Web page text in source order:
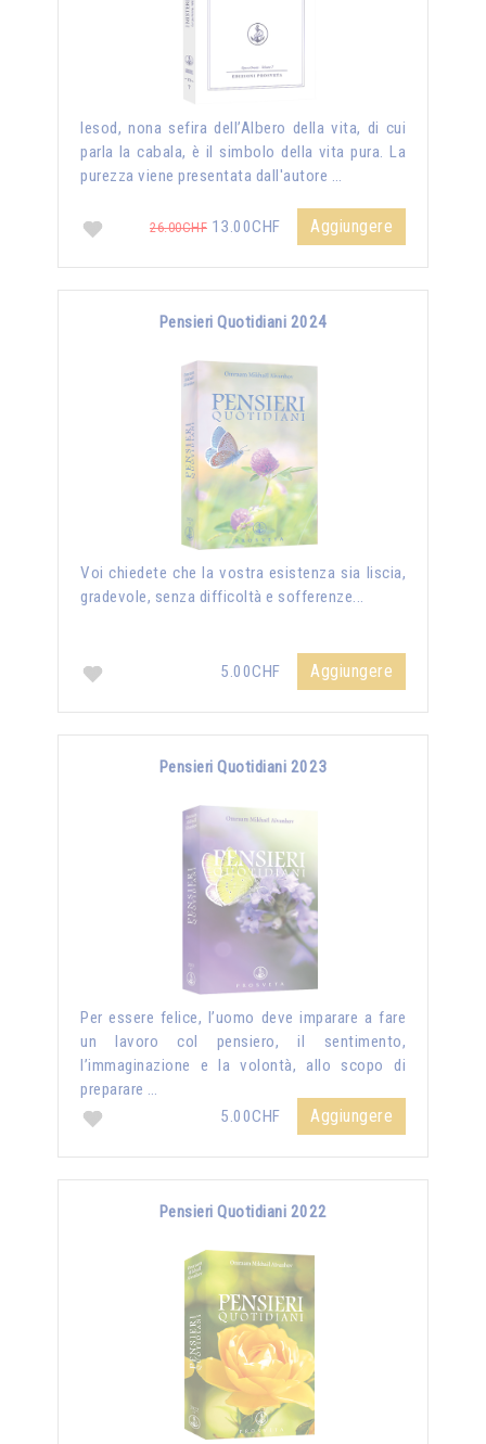
Iesod, nona sefira dell’Albero della vita, di cui
parla la cabala, è il simbolo della vita pura. La
purezza viene presentata dall'autore …
26.00CHF 13.00CHF Aggiungere
Pensieri Quotidiani 2024
Voi chiedete che la vostra esistenza sia liscia,
gradevole, senza difficoltà e sofferenze...
5.00CHF Aggiungere
Pensieri Quotidiani 2023
Per essere felice, l’uomo deve imparare a fare
un lavoro col pensiero, il sentimento,
l’immaginazione e la volontà, allo scopo di
preparare …
5.00CHF
Aggiungere
Pensieri Quotidiani 2022